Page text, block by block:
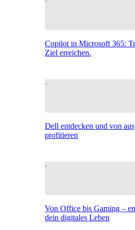
Copilot in Microsoft 365:
Ziel erreichen.
Dell entdecken und von
profitieren
Von Office bis Gaming –
dein digitales Leben